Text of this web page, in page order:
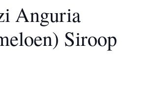
Anguria
Siroop